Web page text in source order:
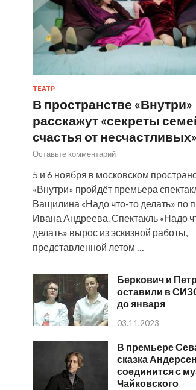
ТЕАТР
В пространстве «Внутри»
расскажут «секреты
счастья от несчастливых»
Оставьте комментарий
5 и 6 ноября в московском
«Внутри» пройдёт премьера
Ващилина «Надо что-то делать» по
Ивана Андреева. Спектакль «Надо
делать» вырос из эскизной работы,
представленной летом …
Беркович и
оставили в
до января
03.11.2023
В премьере
сказка
соединится с
Чайковского